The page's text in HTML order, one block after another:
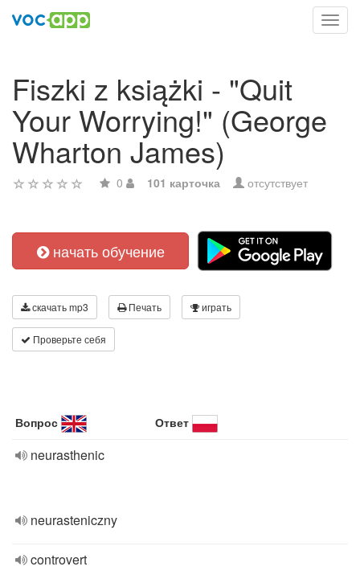
Fiszki z książki - "Quit
Your Worrying!" (George
Wharton James)
0 101 карточка отсутствует
начать обучение
скачать mp3 Печать играть
Проверьте себя
Вопрос Ответ
neurasthenic
neurasteniczny
controvert